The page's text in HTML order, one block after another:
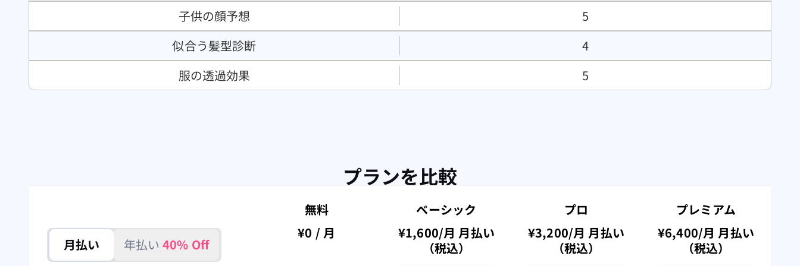
子供の顔予想
5
似合う髪型診断
4
服の透過効果
5
プランを比較
月払い 年払い 40% Off
無料
¥0 / 月
ベーシック
¥1,600/月 月払い
（税込）
プロ
¥3,200/月 月払い
（税込）
プレミアム
¥6,400/月 月払い
（税込）